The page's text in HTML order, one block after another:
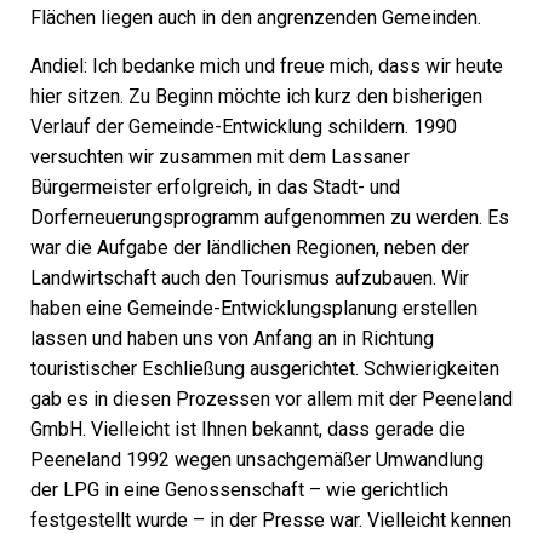
Flächen liegen auch in den angrenzenden Gemeinden.
Andiel: Ich bedanke mich und freue mich, dass wir heute
hier sitzen. Zu Beginn möchte ich kurz den bisherigen
Verlauf der Gemeinde-Entwicklung schildern. 1990
versuchten wir zusammen mit dem Lassaner
Bürgermeister erfolgreich, in das Stadt- und
Dorferneuerungsprogramm aufgenommen zu werden. Es
war die Aufgabe der ländlichen Regionen, neben der
Landwirtschaft auch den Tourismus aufzubauen. Wir
haben eine Gemeinde-Entwicklungsplanung erstellen
lassen und haben uns von Anfang an in Richtung
touristischer Eschließung ausgerichtet. Schwierigkeiten
gab es in diesen Prozessen vor allem mit der Peeneland
GmbH. Vielleicht ist Ihnen bekannt, dass gerade die
Peeneland 1992 wegen unsachgemäßer Umwandlung
der LPG in eine Genossenschaft – wie gerichtlich
festgestellt wurde – in der Presse war. Vielleicht kennen